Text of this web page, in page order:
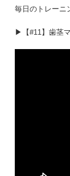
毎日のトレーニ
▶︎【#11】歯茎